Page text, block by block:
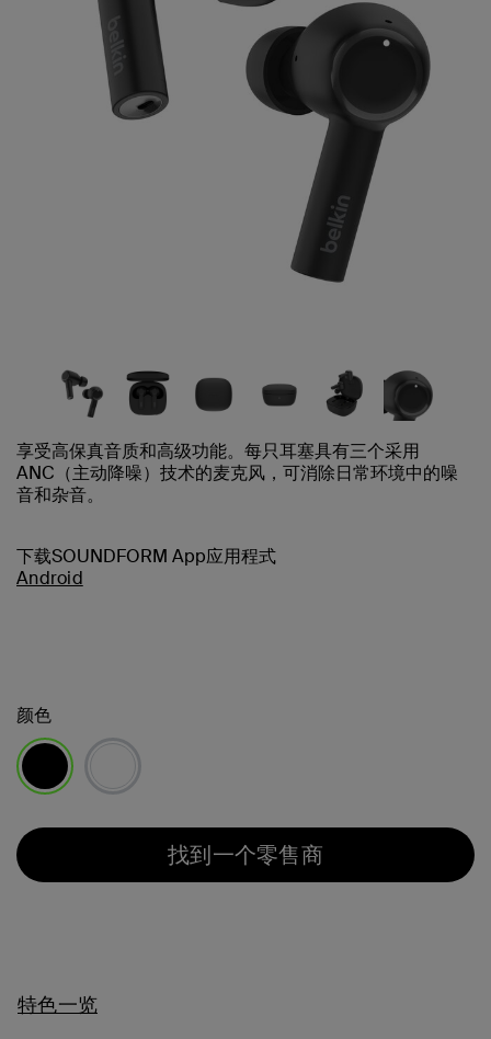
享受高保真音质和高级功能。每只耳塞具有三个采用
ANC（主动降噪）技术的麦克风，可消除日常环境中的噪
音和杂音。
下载SOUNDFORM App应用程式
Android
颜色
找到一个零售商
特色一览